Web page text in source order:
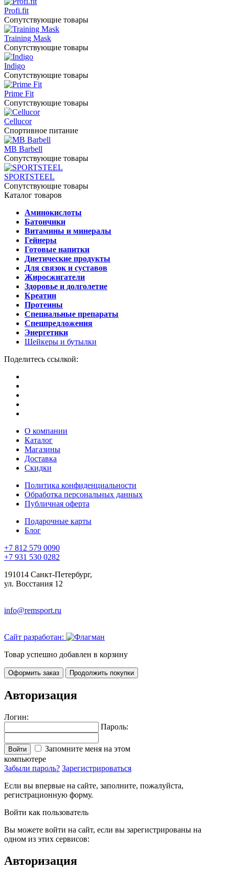
Profi.fit
Сопутствующие товары
Training Mask
Сопутствующие товары
Indigo
Сопутствующие товары
Prime Fit
Сопутствующие товары
Cellucor
Спортивное питание
MB Barbell
Сопутствующие товары
SPORTSTEEL
Сопутствующие товары
Каталог товаров
Аминокислоты
Батончики
Витамины и минералы
Гейнеры
Готовые напитки
Диетические продукты
Для связок и суставов
Жиросжигатели
Здоровье и долголетие
Креатин
Протеины
Специальные препараты
Спецпредложения
Энергетики
Шейкеры и бутылки
Поделитесь ссылкой:
О компании
Каталог
Магазины
Доставка
Скидки
Политика конфиденциальности
Обработка персональных данных
Публичная оферта
Подарочные карты
Блог
+7 812 579 0090
+7 931 530 0282
191014 Санкт-Петербург,
ул. Восстания 12
info@remsport.ru
Сайт разработан:
Товар успешно добавлен в корзину
Оформить заказ Продолжить покупки
Авторизация
Логин:
Пароль:
Войти
Запомните меня на этом
компьютере
Забыли пароль? Зарегистрироваться
Если вы впервые на сайте, заполните, пожалуйста,
регистрационную форму.
Войти как пользователь
Вы можете войти на сайт, если вы зарегистрированы на
одном из этих сервисов:
Авторизация